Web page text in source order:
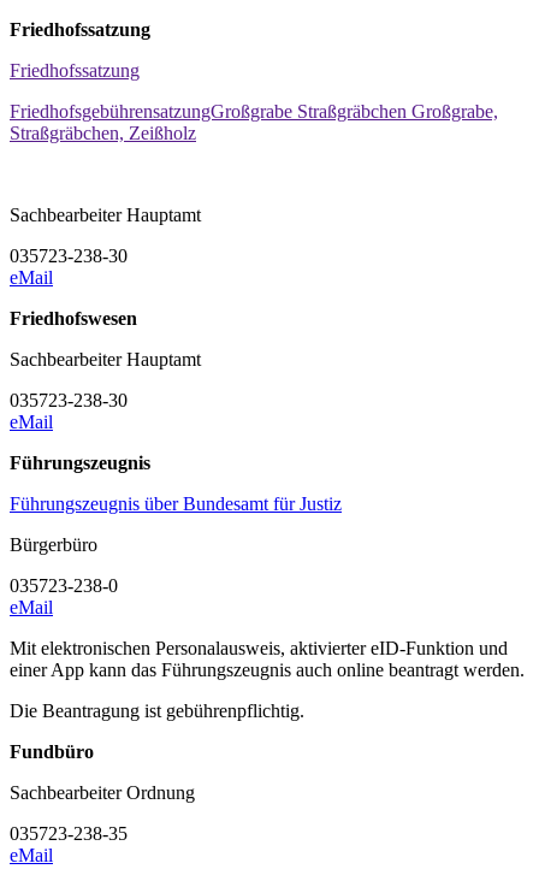
Friedhofssatzung
Friedhofssatzung
FriedhofsgebührensatzungGroßgrabe Straßgräbchen Großgrabe,
Straßgräbchen, Zeißholz
Sachbearbeiter Hauptamt
035723-238-30
eMail
Friedhofswesen
Sachbearbeiter Hauptamt
035723-238-30
eMail
Führungszeugnis
Führungszeugnis über Bundesamt für Justiz
Bürgerbüro
035723-238-0
eMail
Mit elektronischen Personalausweis, aktivierter eID-Funktion und
einer App kann das Führungszeugnis auch online beantragt werden.
Die Beantragung ist gebührenpflichtig.
Fundbüro
Sachbearbeiter Ordnung
035723-238-35
eMail